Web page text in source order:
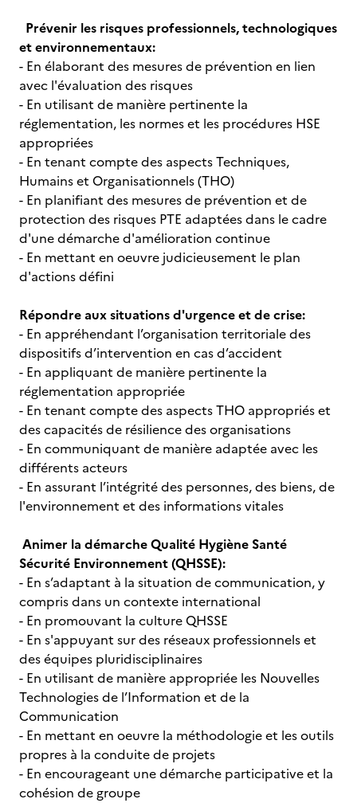
Prévenir les risques professionnels, technologiques
et environnementaux:
- En élaborant des mesures de prévention en lien
avec l'évaluation des risques
- En utilisant de manière pertinente la
réglementation, les normes et les procédures HSE
appropriées
- En tenant compte des aspects Techniques,
Humains et Organisationnels (THO)
- En planifiant des mesures de prévention et de
protection des risques PTE adaptées dans le cadre
d'une démarche d'amélioration continue
- En mettant en oeuvre judicieusement le plan
d'actions défini
Répondre aux situations d'urgence et de crise:
- En appréhendant l’organisation territoriale des
dispositifs d’intervention en cas d’accident
- En appliquant de manière pertinente la
réglementation appropriée
- En tenant compte des aspects THO appropriés et
des capacités de résilience des organisations
- En communiquant de manière adaptée avec les
différents acteurs
- En assurant l’intégrité des personnes, des biens, de
l'environnement et des informations vitales
Animer la démarche Qualité Hygiène Santé
Sécurité Environnement (QHSSE):
- En s’adaptant à la situation de communication, y
compris dans un contexte international
- En promouvant la culture QHSSE
- En s'appuyant sur des réseaux professionnels et
des équipes pluridisciplinaires
- En utilisant de manière appropriée les Nouvelles
Technologies de l’Information et de la
Communication
- En mettant en oeuvre la méthodologie et les outils
propres à la conduite de projets
- En encourageant une démarche participative et la
cohésion de groupe